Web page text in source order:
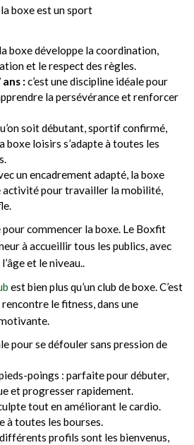
boxe est un sport
la boxe développe la coordination,
et le respect des règles.
: c’est une discipline idéale pour
la persévérance et renforcer
soit débutant, sportif confirmé,
boxe loisirs s’adapte à toutes les
un encadrement adapté, la boxe
activité pour travailler la mobilité,
pour commencer la boxe. Le Boxfit
à accueillir tous les publics, avec
et le niveau..
est bien plus qu’un club de boxe. C’est
le fitness, dans une
pour se défouler sans pression de
poings : parfaite pour débuter,
et progresser rapidement.
tout en améliorant le cardio.
à toutes les bourses.
profils sont les bienvenus,